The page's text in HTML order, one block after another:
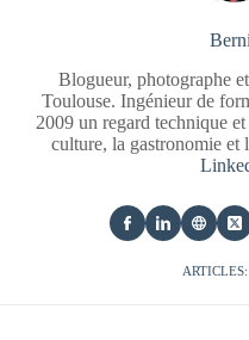
Blogueur, photographe
Toulouse. Ingénieur de
2009 un regard technique
culture, la gastronomie et